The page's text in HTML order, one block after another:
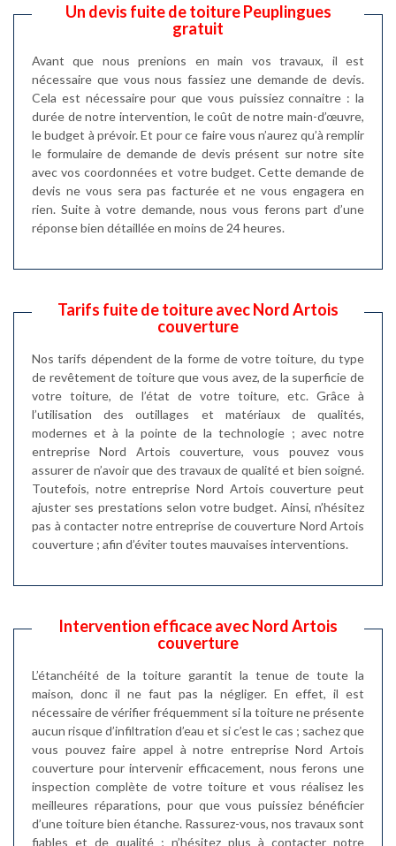
Un devis fuite de toiture Peuplingues
gratuit
Avant que nous prenions en main vos travaux, il est
nécessaire que vous nous fassiez une demande de devis.
Cela est nécessaire pour que vous puissiez connaitre : la
durée de notre intervention, le coût de notre main-d’œuvre,
le budget à prévoir. Et pour ce faire vous n’aurez qu’à remplir
le formulaire de demande de devis présent sur notre site
avec vos coordonnées et votre budget. Cette demande de
devis ne vous sera pas facturée et ne vous engagera en
rien. Suite à votre demande, nous vous ferons part d’une
réponse bien détaillée en moins de 24 heures.
Tarifs fuite de toiture avec Nord Artois
couverture
Nos tarifs dépendent de la forme de votre toiture, du type
de revêtement de toiture que vous avez, de la superficie de
votre toiture, de l’état de votre toiture, etc. Grâce à
l’utilisation des outillages et matériaux de qualités,
modernes et à la pointe de la technologie ; avec notre
entreprise Nord Artois couverture, vous pouvez vous
assurer de n’avoir que des travaux de qualité et bien soigné.
Toutefois, notre entreprise Nord Artois couverture peut
ajuster ses prestations selon votre budget. Ainsi, n’hésitez
pas à contacter notre entreprise de couverture Nord Artois
couverture ; afin d’éviter toutes mauvaises interventions.
Intervention efficace avec Nord Artois
couverture
L’étanchéité de la toiture garantit la tenue de toute la
maison, donc il ne faut pas la négliger. En effet, il est
nécessaire de vérifier fréquemment si la toiture ne présente
aucun risque d’infiltration d’eau et si c’est le cas ; sachez que
vous pouvez faire appel à notre entreprise Nord Artois
couverture pour intervenir efficacement, nous ferons une
inspection complète de votre toiture et vous réalisez les
meilleures réparations, pour que vous puissiez bénéficier
d’une toiture bien étanche. Rassurez-vous, nos travaux sont
fiables et de qualité ; n’hésitez plus à contacter notre